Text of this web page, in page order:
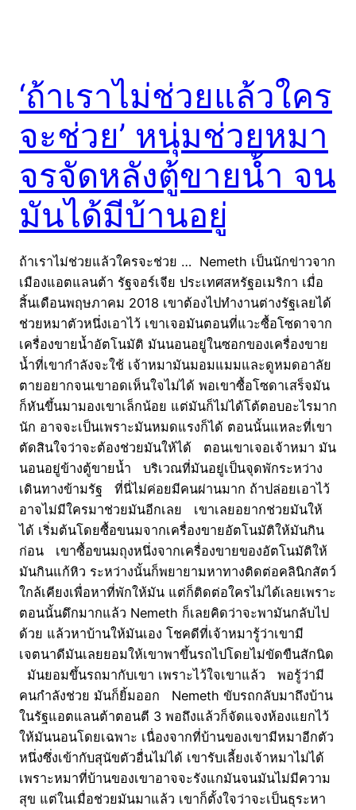
‘ถ้าเราไม่ช่วยแล้วใคร
จะช่วย’ หนุ่มช่วยหมา
จรจัดหลังตู้ขายน้ำ จน
มันได้มีบ้านอยู่
ถ้าเราไม่ช่วยแล้วใครจะช่วย … Nemeth เป็นนักข่าวจาก
เมืองแอตแลนต้า รัฐจอร์เจีย ประเทศสหรัฐอเมริกา เมื่อ
สิ้นเดือนพฤษภาคม 2018 เขาต้องไปทำงานต่างรัฐเลยได้
ช่วยหมาตัวหนึ่งเอาไว้ เขาเจอมันตอนที่แวะซื้อโซดาจาก
เครื่องขายน้ำอัตโนมัติ มันนอนอยู่ในซอกของเครื่องขาย
น้ำที่เขากำลังจะใช้ เจ้าหมามันมอมแมมและดูหมดอาลัย
ตายอยากจนเขาอดเห็นใจไม่ได้ พอเขาซื้อโซดาเสร็จมัน
ก็หันขึ้นมามองเขาเล็กน้อย แต่มันก็ไม่ได้โต้ตอบอะไรมาก
นัก อาจจะเป็นเพราะมันหมดแรงก็ได้ ตอนนั้นแหละที่เขา
ตัดสินใจว่าจะต้องช่วยมันให้ได้ ตอนเขาเจอเจ้าหมา มัน
นอนอยู่ข้างตู้ขายน้ำ บริเวณที่มันอยู่เป็นจุดพักระหว่าง
เดินทางข้ามรัฐ ที่นี่ไม่ค่อยมีคนผ่านมาก ถ้าปล่อยเอาไว้
อาจไม่มีใครมาช่วยมันอีกเลย เขาเลยอยากช่วยมันให้
ได้ เริ่มต้นโดยซื้อขนมจากเครื่องขายอัตโนมัติให้มันกิน
ก่อน เขาซื้อขนมถุงหนึ่งจากเครื่องขายของอัตโนมัติให้
มันกินแก้หิว ระหว่างนั้นก็พยายามหาทางติดต่อคลินิกสัตว์
ใกล้เคียงเพื่อหาที่พักให้มัน แต่ก็ติดต่อใครไม่ได้เลยเพราะ
ตอนนั้นดึกมากแล้ว Nemeth ก็เลยคิดว่าจะพามันกลับไป
ด้วย แล้วหาบ้านให้มันเอง โชคดีที่เจ้าหมารู้ว่าเขามี
เจตนาดีมันเลยยอมให้เขาพาขึ้นรถไปโดยไม่ขัดขืนสักนิด
มันยอมขึ้นรถมากับเขา เพราะไว้ใจเขาแล้ว พอรู้ว่ามี
คนกำลังช่วย มันก็ยิ้มออก Nemeth ขับรถกลับมาถึงบ้าน
ในรัฐแอตแลนต้าตอนตี 3 พอถึงแล้วก็จัดแจงห้องแยกไว้
ให้มันนอนโดยเฉพาะ เนื่องจากที่บ้านของเขามีหมาอีกตัว
หนึ่งซึ่งเข้ากับสุนัขตัวอื่นไม่ได้ เขารับเลี้ยงเจ้าหมาไม่ได้
เพราะหมาที่บ้านของเขาอาจจะรังแกมันจนมันไม่มีความ
สุข แต่ในเมื่อช่วยมันมาแล้ว เขาก็ตั้งใจว่าจะเป็นธุระหา